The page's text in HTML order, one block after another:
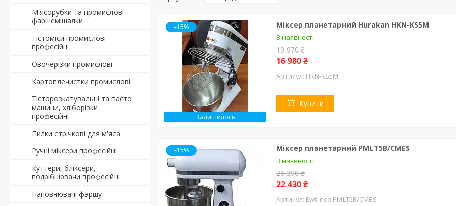
М'ясорубки та промислові
фаршемішалки
Тістоміси промислові
професійні
Овочерізки промислові
Картоплечистки промислові
Тісторозкатувальні та пасто
машини, хліборізки
професійні
Пилки стрічкові для м'яса
Ручні міксери професійні
Куттери, бліксери,
подрібнювачи професійні
Наповнювачі фаршу
–15%
Залишилось
Міксер планетарний Hurakan HKN-KS5M
В наявності
19 970 ₴
16 980 ₴
HKN-KS5M
Купити
–15% Міксер планетарний PMLT5B/CMES
В наявності
26 390 ₴
22 430 ₴
Ewt Inox PMLT5B/CMES